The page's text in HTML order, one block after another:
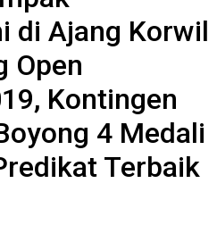
di Ajang Korwil
Open
Kontingen
4 Medali
Terbaik